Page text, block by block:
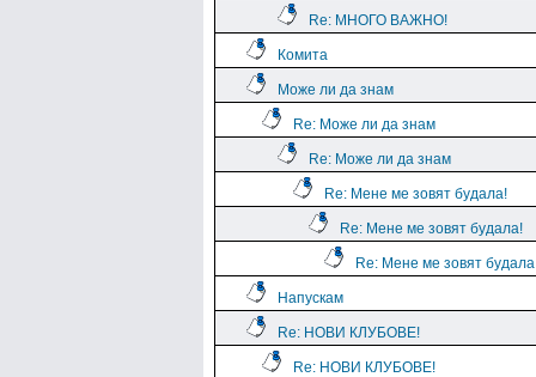
Re: МНОГО ВАЖНО!
Комита
Може ли да знам
Re: Може ли да знам
Re: Може ли да знам
Re: Мене ме зовят будала!
Re: Мене ме зовят будала!
Re: Мене ме зовят
Напускам
Re: НОВИ КЛУБОВЕ!
Re: НОВИ КЛУБОВЕ!